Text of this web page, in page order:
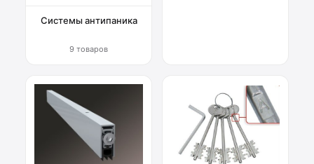
Системы антипаника
9 товаров